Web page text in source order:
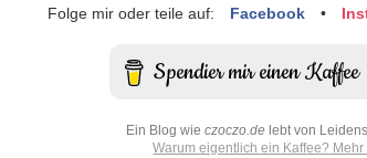
Folge mir oder teile auf: Facebook •
Ein Blog wieczoczo.de lebt von
Warum eigentlich ein Kaffee? Mehr